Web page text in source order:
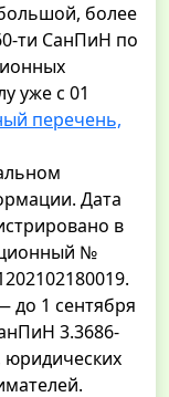
более
ти СанПиН по
уже с 01
перечень,
Дата
в
№
до 1 сентября
3.3686-
юридических